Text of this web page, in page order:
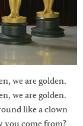
we are golden.
we are golden.
like a clown